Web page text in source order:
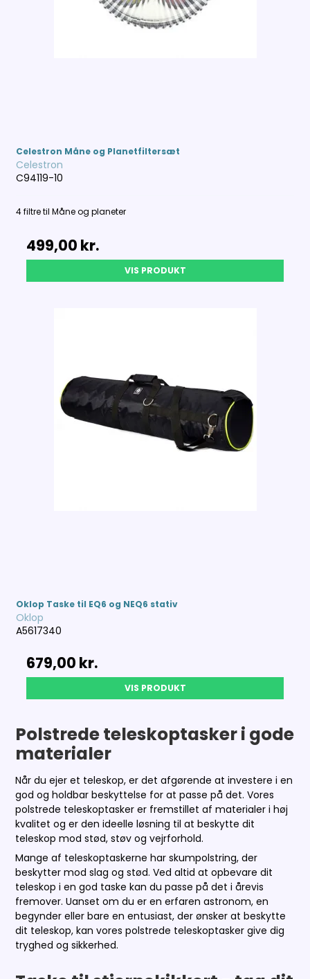
Celestron Måne og Planetfiltersæt
Celestron
C94119-10
4 filtre til Måne og planeter
499,00 kr.
VIS PRODUKT
Oklop Taske til EQ6 og NEQ6 stativ
Oklop
A5617340
679,00 kr.
VIS PRODUKT
Polstrede teleskoptasker i gode
materialer
Når du ejer et teleskop, er det afgørende at investere i en
god og holdbar beskyttelse for at passe på det. Vores
polstrede teleskoptasker er fremstillet af materialer i høj
kvalitet og er den ideelle løsning til at beskytte dit
teleskop mod stød, støv og vejrforhold.
Mange af teleskoptaskerne har skumpolstring, der
beskytter mod slag og stød. Ved altid at opbevare dit
teleskop i en god taske kan du passe på det i årevis
fremover. Uanset om du er en erfaren astronom, en
begynder eller bare en entusiast, der ønsker at beskytte
dit teleskop, kan vores polstrede teleskoptasker give dig
tryghed og sikkerhed.